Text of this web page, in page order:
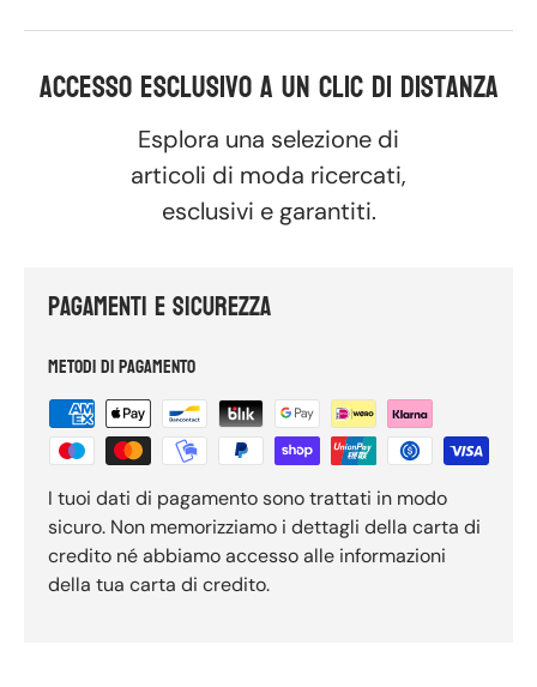
Accesso Esclusivo A Un Clic di Distanza
Esplora una selezione di
articoli di moda ricercati,
esclusivi e garantiti.
Pagamenti e Sicurezza
Metodi di pagamento
I tuoi dati di pagamento sono trattati in modo
sicuro. Non memorizziamo i dettagli della carta di
credito né abbiamo accesso alle informazioni
della tua carta di credito.